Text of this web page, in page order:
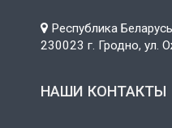
Республика Беларусь
230023 г. Гродно, ул.
НАШИ КОНТАКТЫ